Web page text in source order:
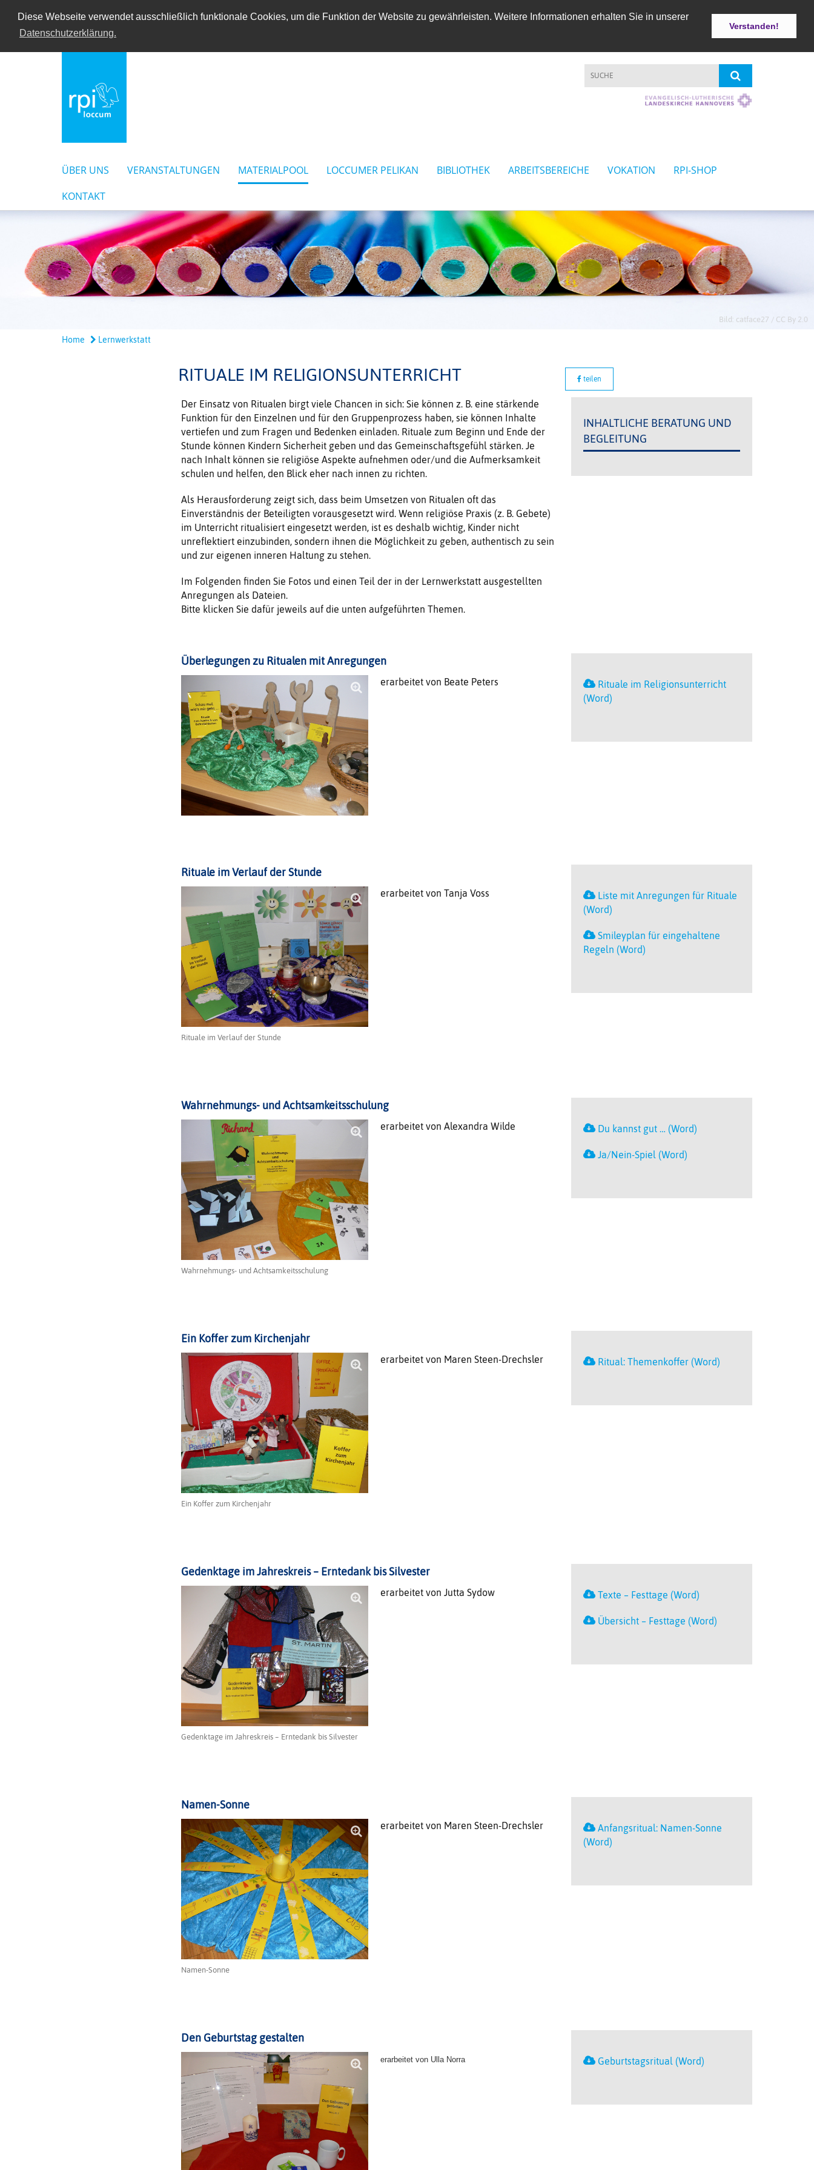
Diese Webseite verwendet ausschließlich funktionale Cookies, um die Funktion der Website zu gewährleisten. Weitere Informationen erhalten Sie in unserer
Datenschutzerklärung.
Verstanden!
ÜBER UNS VERANSTALTUNGEN MATERIALPOOL LOCCUMER PELIKAN BIBLIOTHEK ARBEITSBEREICHE VOKATION
RPI-SHOP
KONTAKT
Bild: catface27 / CC By 2.0
Home Lernwerkstatt
RITUALE IM RELIGIONSUNTERRICHT teilen
Der Einsatz von Ritualen birgt viele Chancen in sich: Sie können z. B. eine stärkende
Funktion für den Einzelnen und für den Gruppenprozess haben, sie können Inhalte
vertiefen und zum Fragen und Bedenken einladen. Rituale zum Beginn und Ende der
Stunde können Kindern Sicherheit geben und das Gemeinschaftsgefühl stärken. Je
nach Inhalt können sie religiöse Aspekte aufnehmen oder/und die Aufmerksamkeit
schulen und helfen, den Blick eher nach innen zu richten.
Als Herausforderung zeigt sich, dass beim Umsetzen von Ritualen oft das
Einverständnis der Beteiligten vorausgesetzt wird. Wenn religiöse Praxis (z. B. Gebete)
im Unterricht ritualisiert eingesetzt werden, ist es deshalb wichtig, Kinder nicht
unreflektiert einzubinden, sondern ihnen die Möglichkeit zu geben, authentisch zu sein
und zur eigenen inneren Haltung zu stehen.
Im Folgenden finden Sie Fotos und einen Teil der in der Lernwerkstatt ausgestellten
Anregungen als Dateien.
Bitte klicken Sie dafür jeweils auf die unten aufgeführten Themen.
INHALTLICHE BERATUNG UND
BEGLEITUNG
Überlegungen zu Ritualen mit Anregungen
erarbeitet von Beate Peters
Rituale im Religionsunterricht
(Word)
Rituale im Verlauf der Stunde
Rituale im Verlauf der Stunde
erarbeitet von Tanja Voss
Liste mit Anregungen für Rituale
(Word)
Smileyplan für eingehaltene
Regeln (Word)
Wahrnehmungs- und Achtsamkeitsschulung
Wahrnehmungs- und Achtsamkeitsschulung
erarbeitet von Alexandra Wilde Du kannst gut … (Word)
Ja/Nein-Spiel (Word)
Ein Koffer zum Kirchenjahr
Ein Koffer zum Kirchenjahr
erarbeitet von Maren Steen-Drechsler Ritual: Themenkoffer (Word)
Gedenktage im Jahreskreis – Erntedank bis Silvester
Gedenktage im Jahreskreis – Erntedank bis Silvester
erarbeitet von Jutta Sydow Texte – Festtage (Word)
Übersicht – Festtage (Word)
Namen-Sonne
Namen-Sonne
erarbeitet von Maren Steen-Drechsler
Anfangsritual: Namen-Sonne
(Word)
Den Geburtstag gestalten
erarbeitet von Ulla Norra Geburtstagsritual (Word)